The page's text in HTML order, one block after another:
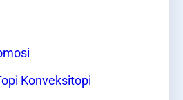
Konveksitopi